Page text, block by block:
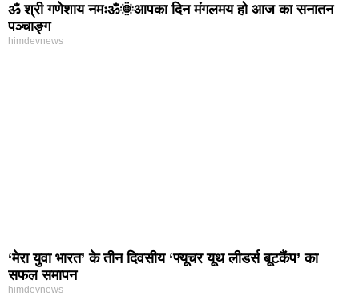
ॐ श्री गणेशाय नमःॐ🌞आपका दिन मंगलमय हो आज का सनातन
पञ्चाङ्ग
himdevnews
‘मेरा युवा भारत’ के तीन दिवसीय ‘फ्यूचर यूथ लीडर्स बूटकैंप’ का
सफल समापन
himdevnews